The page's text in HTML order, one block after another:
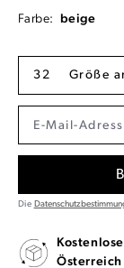
Farbe: beige
32 Größe
Die
Österreich